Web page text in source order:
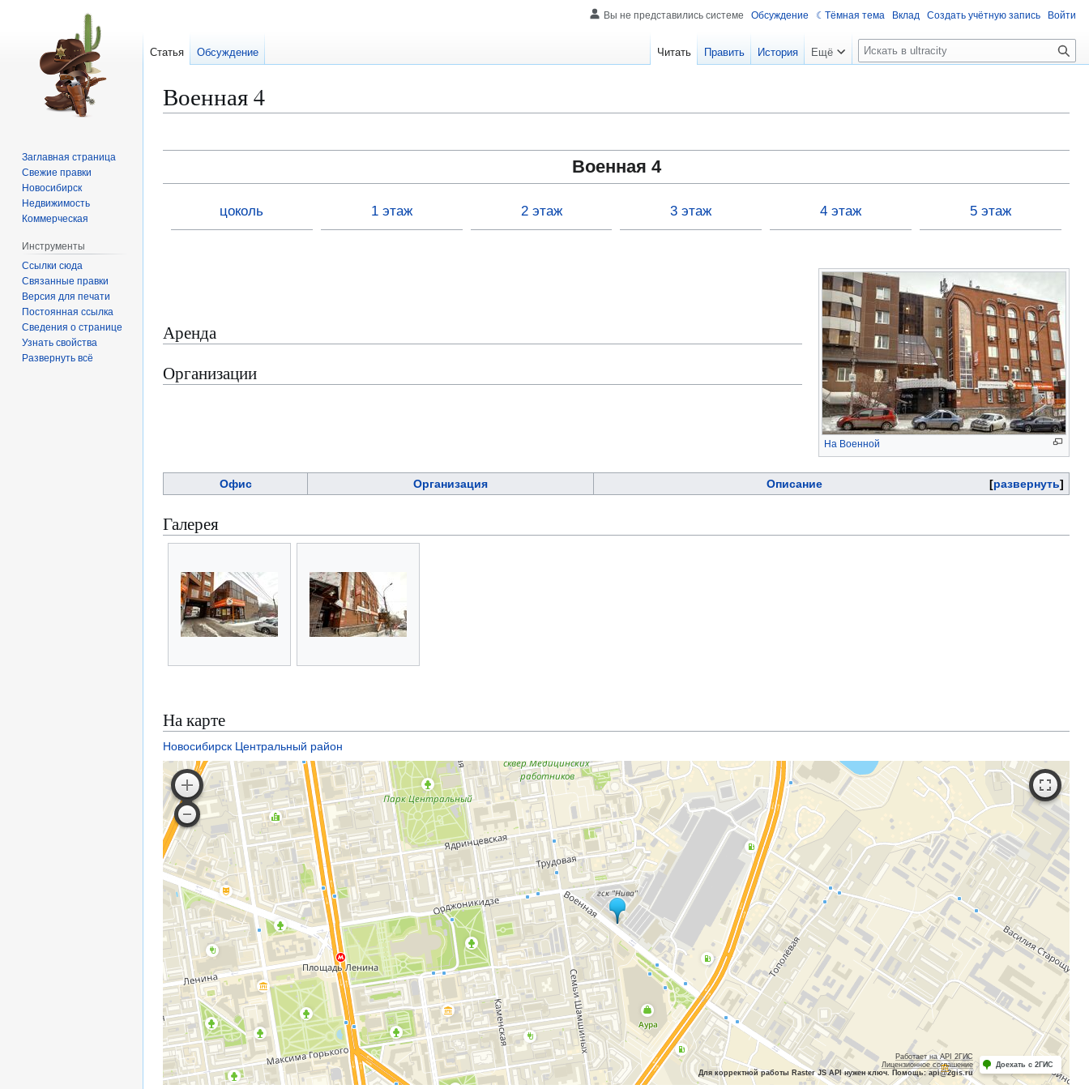
Военная 4
Перейти
навигации
Перейти
поиску
Военная 4
цоколь 1 этаж 2 этаж 3 этаж 4 этаж 5 этаж
На Военной
Аренда
Организации
Офис Организация развернуть
Описание
Галерея
На карте
Новосибирск Центральный район
Работает на API 2ГИС
Лицензионное соглашение
Для корректной работы Raster JS API нужен ключ. Помощь: api@2gis.ru
Доехать с 2ГИС
Вы не представились системе Обсуждение Тёмная тема Вклад Создать учётную запись Войти
Статья Обсуждение Читать Править История Ещё
П
о
к
Заглавная страница
Свежие правки
Новосибирск
Недвижимость
Коммерческая
Инструменты
Ссылки сюда
Связанные правки
Версия для печати
Постоянная ссылка
Сведения о странице
Узнать свойства
Развернуть всё